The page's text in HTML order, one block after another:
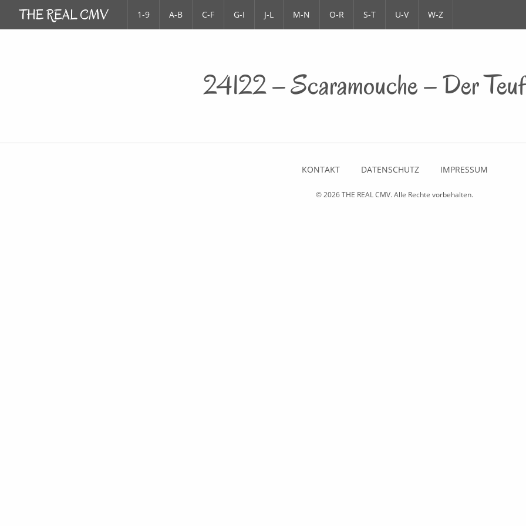
1-9 A-B C-F G-I J-L M-N O-R S-T U-V W-Z
24122 – Scaramouche – Der
KONTAKT DATENSCHUTZ IMPRESSUM
© 2026THE REAL CMV. Alle Rechte vorbehalten.